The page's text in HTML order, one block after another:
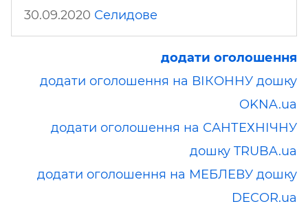
30.09.2020 Селидове
додати оголошення
додати оголошення на ВІКОННУ дошку
OKNA.ua
додати оголошення на САНТЕХНІЧНУ
дошку TRUBA.ua
додати оголошення на МЕБЛЕВУ дошку
DECOR.ua